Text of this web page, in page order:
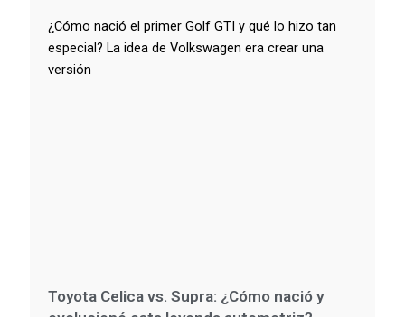
¿Cómo nació el primer Golf GTI y qué lo hizo tan
especial? La idea de Volkswagen era crear una
versión
Toyota Celica vs. Supra: ¿Cómo nació y